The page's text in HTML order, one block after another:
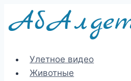
Перейти
Улетное видео
Животные